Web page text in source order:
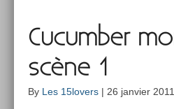
Cucumber
scène 1
By Les 15lovers | 26 janvier